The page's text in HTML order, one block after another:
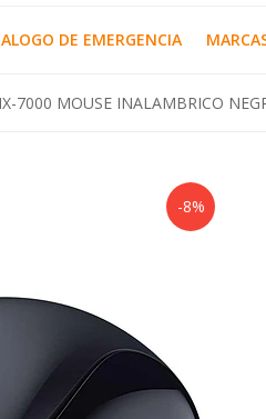
DE EMERGENCIA
7000 MOUSE INALAMBRICO
-8%